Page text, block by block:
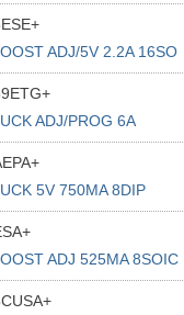
ADJ/5V 2.2A 16SO
ADJ/PROG 6A
5V 750MA 8DIP
ADJ 525MA 8SOIC